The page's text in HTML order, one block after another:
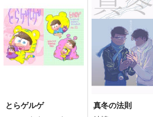
とらゲルゲ
真冬の法則